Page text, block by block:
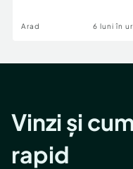
Arad 6 luni în
Vinzi și
rapid